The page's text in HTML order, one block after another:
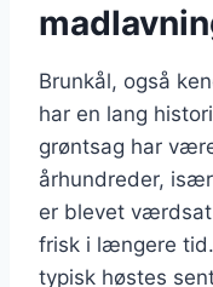
Brunkål, også
har en lang
grøntsag har
århundreder,
er blevet
frisk i længere
typisk høstes